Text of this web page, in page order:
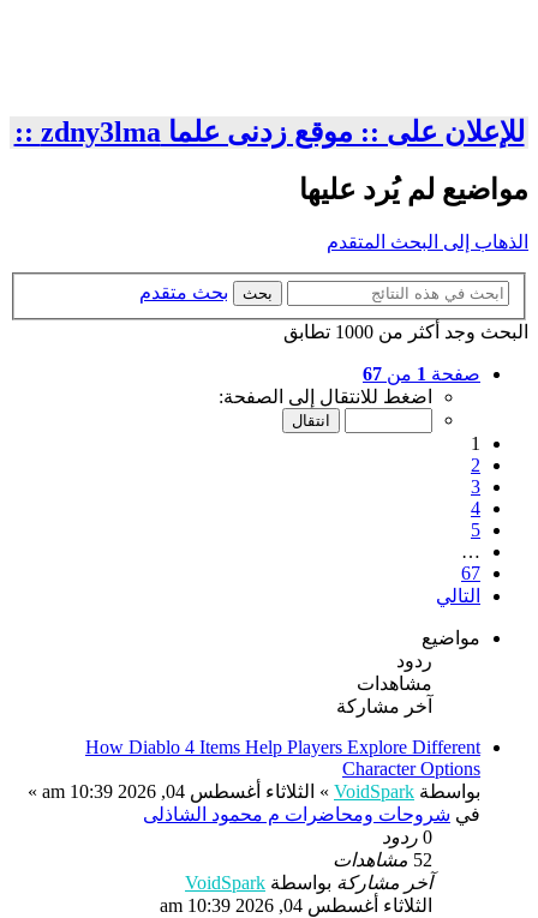
للإعلان على :: موقع زدنى علما zdny3lma ::
مواضيع لم يُرد عليها
الذهاب إلى البحث المتقدم
بحث
بحث متقدم
البحث وجد أكثر من 1000 تطابق
صفحة 1 من 67
اضغط للانتقال إلى الصفحة:
1
2
3
4
5
…
67
التالي
مواضيع
ردود
مشاهدات
آخر مشاركة
How Diablo 4 Items Help Players Explore Different
Character Options
بواسطة VoidSpark
» الثلاثاء أغسطس 04, 2026 10:39 am
»
في شروحات ومحاضرات م محمود الشاذلى
0 ردود
52 مشاهدات
آخر مشاركة بواسطة VoidSpark
الثلاثاء أغسطس 04, 2026 10:39 am